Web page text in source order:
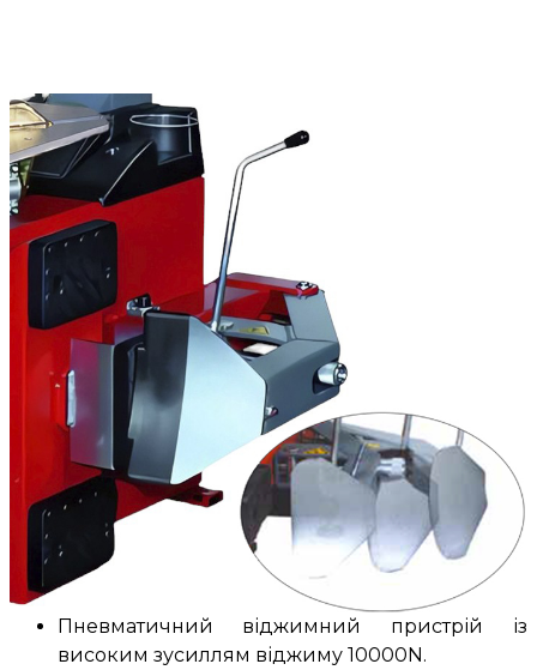
Пневматичний віджимний пристрій із
високим зусиллям віджиму 10000N.